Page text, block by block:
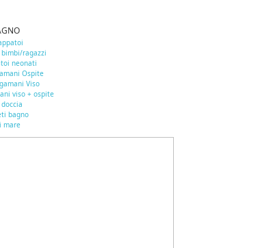
ragazzi
neonati
Ospite
Viso
viso + ospite
bagno
mare